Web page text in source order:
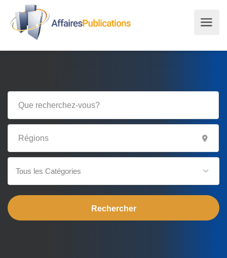
Tous les Catégories